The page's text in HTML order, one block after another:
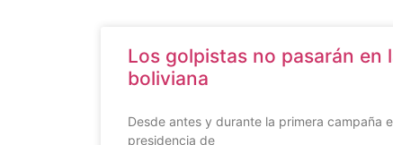
Los golpistas no pasarán en
boliviana
Desde antes y durante la primera campaña
presidencia de